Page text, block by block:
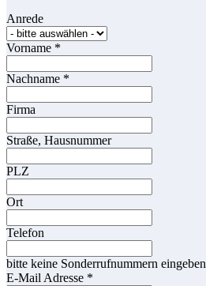
Anrede
Vorname *
Nachname *
Firma
Straße, Hausnummer
PLZ
Ort
Telefon
bitte keine Sonderrufnummern eingeben
E-Mail Adresse *